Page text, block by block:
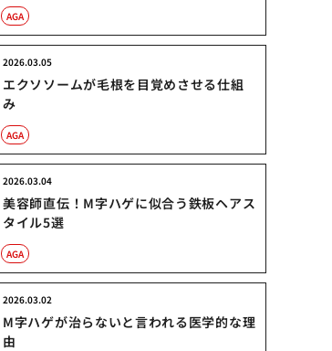
AGA
エクソソームが毛根を目覚めさせる仕組
み
2026.03.05
AGA
美容師直伝！M字ハゲに似合う鉄板ヘアス
タイル5選
2026.03.04
AGA
M字ハゲが治らないと言われる医学的な理
由
2026.03.02